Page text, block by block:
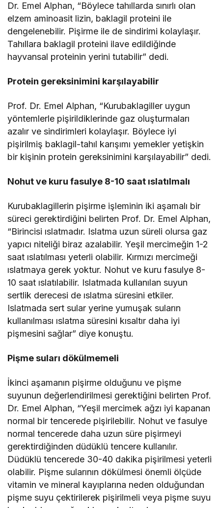
Dr. Emel Alphan, “Böylece tahıllarda sınırlı olan
elzem aminoasit lizin, baklagil proteini ile
dengelenebilir. Pişirme ile de sindirimi kolaylaşır.
Tahıllara baklagil proteini ilave edildiğinde
hayvansal proteinin yerini tutabilir” dedi.
Protein gereksinimini karşılayabilir
Prof. Dr. Emel Alphan, “Kurubaklagiller uygun
yöntemlerle pişirildiklerinde gaz oluşturmaları
azalır ve sindirimleri kolaylaşır. Böylece iyi
pişirilmiş baklagil-tahıl karışımı yemekler yetişkin
bir kişinin protein gereksinimini karşılayabilir” dedi.
Nohut ve kuru fasulye 8-10 saat ıslatılmalı
Kurubaklagillerin pişirme işleminin iki aşamalı bir
süreci gerektirdiğini belirten Prof. Dr. Emel Alphan,
“Birincisi ıslatmadır. Islatma uzun süreli olursa gaz
yapıcı niteliği biraz azalabilir. Yeşil mercimeğin 1-2
saat ıslatılması yeterli olabilir. Kırmızı mercimeği
ıslatmaya gerek yoktur. Nohut ve kuru fasulye 8-
10 saat ıslatılabilir. Islatmada kullanılan suyun
sertlik derecesi de ıslatma süresini etkiler.
Islatmada sert sular yerine yumuşak suların
kullanılması ıslatma süresini kısaltır daha iyi
pişmesini sağlar” diye konuştu.
Pişme suları dökülmemeli
İkinci aşamanın pişirme olduğunu ve pişme
suyunun değerlendirilmesi gerektiğini belirten Prof.
Dr. Emel Alphan, “Yeşil mercimek ağzı iyi kapanan
normal bir tencerede pişirilebilir. Nohut ve fasulye
normal tencerede daha uzun süre pişirmeyi
gerektirdiğinden düdüklü tencere kullanılır.
Düdüklü tencerede 30-40 dakika pişirilmesi yeterli
olabilir. Pişme sularının dökülmesi önemli ölçüde
vitamin ve mineral kayıplarına neden olduğundan
pişme suyu çektirilerek pişirilmeli veya pişme suyu